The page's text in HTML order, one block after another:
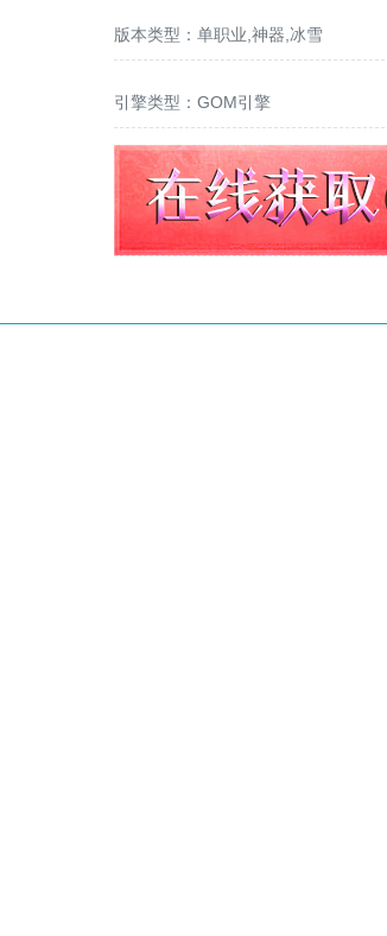
版本类型：单职业,神器,冰雪
引擎类型：GOM引擎